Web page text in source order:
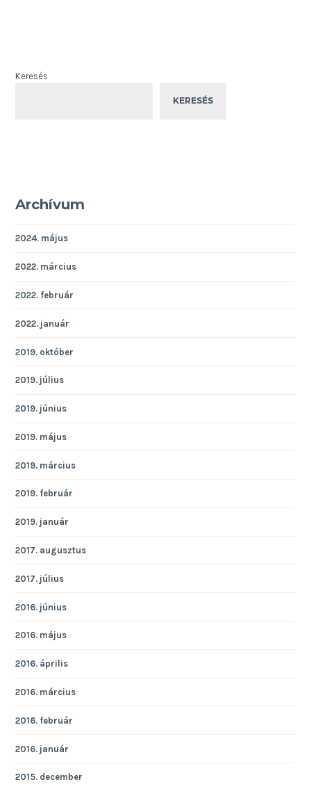
Keresés
KERESÉS
Archívum
2024. május
2022. március
2022. február
2022. január
2019. október
2019. július
2019. június
2019. május
2019. március
2019. február
2019. január
2017. augusztus
2017. július
2016. június
2016. május
2016. április
2016. március
2016. február
2016. január
2015. december